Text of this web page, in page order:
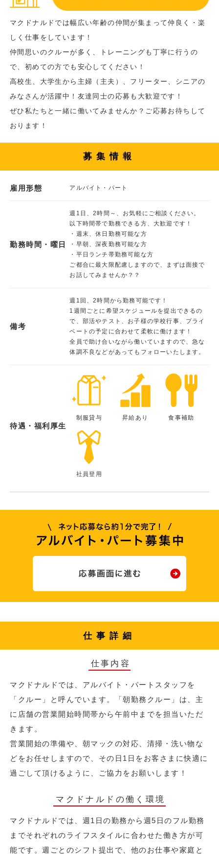
マクドナルドでは幅広い年齢の仲間が集まって仲良く・楽
しく仕事をしています！
仲間思いのクルーが多く、トレーニングも丁寧に行うの
で、初めての方でも安心してください！
高校生、大学生から主婦（主夫）、フリーター、シニアの
みなさんが活躍中！友達同士の応募も大歓迎です！
ぜひ私たちと一緒に働いてみませんか？ご応募お待ちして
おります！
募集情報
雇用形態 アルバイト・パート
勤務時間・曜日
週1日、2時間～、お気軽にご相談ください。
以下時間帯で勤務できる方、大歓迎です！
・週末、休日勤務可能な方
・早朝、深夜勤務可能な方
・平日ランチ帯勤務可能な方
ご都合に最大限配慮しますので、まずは面接で
お話してみませんか？？
備考
週1回、2時間から勤務可能です！
1週間ごとに希望スケジュールを提出できるの
で、部活やテスト、お子様の学校行事、プライ
ベートの予定に合わせて柔軟に働けます！
全員で助け合いながら働いていますので、急な
体調不良などがあってもフォローいたします。
待遇・福利厚生
制服貸与 昇給あり 食事補助
社員登用
仕事詳細
仕事内容
マクドナルドでは、アルバイト・パートスタッフを
「クルー」と呼んでいます。「朝勤務クルー」は、主
に店舗の営業開始時間帯から午前中までを担当いただ
きます。
営業開始の準備や、朝マックの対応、清掃・洗い物な
どをお任せしますので、その日1日をお客さまに快適に
過ごして頂けるように、ご協力をお願いします！
マクドナルドの働く環境
マクドナルドでは、週1日の勤務から週5日のフル勤務
までそれぞれのライフスタイルに合わせた働き方が可
能です。週ごとのシフト提出で、他のお仕事や家庭と